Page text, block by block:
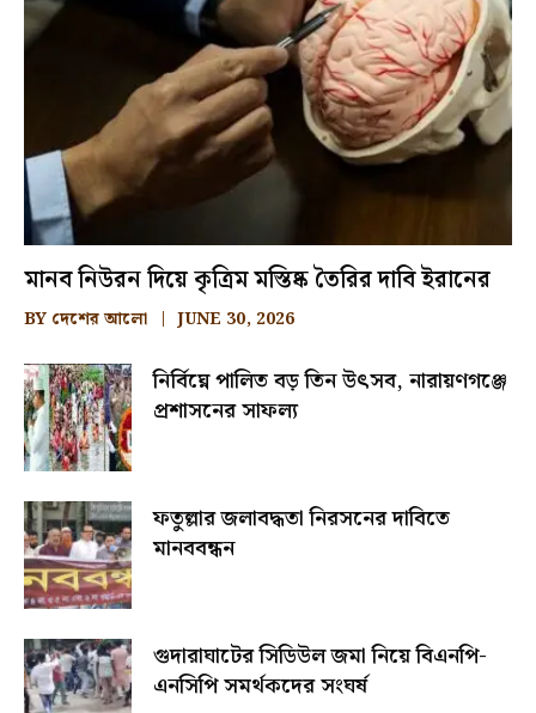
মানব নিউরন দিয়ে কৃত্রিম মস্তিষ্ক তৈরির দাবি ইরানের
BY দেশের আলো JUNE 30, 2026
নির্বিঘ্নে পালিত বড় তিন উৎসব, নারায়ণগঞ্জে
প্রশাসনের সাফল্য
ফতুল্লার জলাবদ্ধতা নিরসনের দাবিতে
মানববন্ধন
গুদারাঘাটের সিডিউল জমা নিয়ে বিএনপি-
এনসিপি সমর্থকদের সংঘর্ষ